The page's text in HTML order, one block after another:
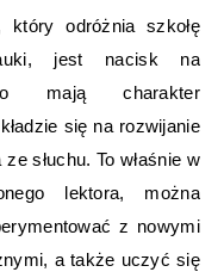
odróżnia szkołę
jest nacisk na
mają charakter
się na rozwijanie
słuchu. To właśnie w
lektora, można
z nowymi
a także uczyć się